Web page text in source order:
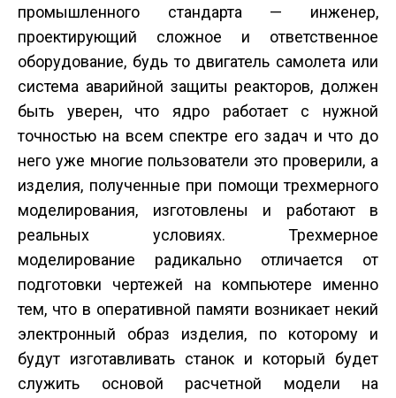
промышленного стандарта — инженер,
проектирующий сложное и ответственное
оборудование, будь то двигатель самолета или
система аварийной защиты реакторов, должен
быть уверен, что ядро работает с нужной
точностью на всем спектре его задач и что до
него уже многие пользователи это проверили, а
изделия, полученные при помощи трехмерного
моделирования, изготовлены и работают в
реальных условиях. Трехмерное
моделирование радикально отличается от
подготовки чертежей на компьютере именно
тем, что в оперативной памяти возникает некий
электронный образ изделия, по которому и
будут изготавливать станок и который будет
служить основой расчетной модели на